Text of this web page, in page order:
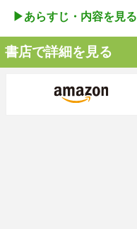
▶︎あらすじ・内容を見る
書店で詳細を見る